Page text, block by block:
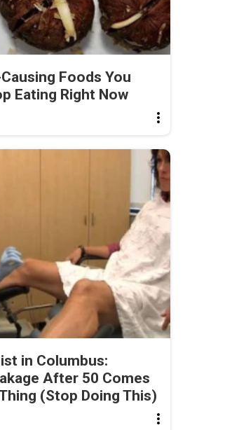
Foods You
Eating Right Now
in Columbus:
After 50 Comes
(Stop Doing This)